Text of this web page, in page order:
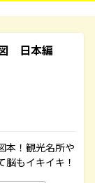
日本編
本！観光名所や
もイキイキ！